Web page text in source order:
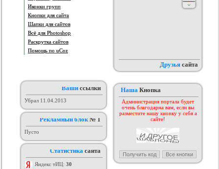
музыкальной
на движке
Шаблон для Ucoz : Irene
ucoz BsGames
Шаблон для ucoz Wow-Good
Категория :Ucoz
uNI-Lite для uCoz
Категория : Ucoz
Иконки групп
Кнопки для сайта
Шапки для сайтов
Всё для Photoshop
Раскрутка сайтов
Помощь по uCoz
Ваши ссылки
Убрал 11.04.2013
Рекламный блок№ 1
Пусто
Статистика сайта
Яндекс тИЦ: 30
Друзья сайта
Наша Кнопка
Администрация портала будет
очень благодарна вам, если вы
разместите нашу кнопку у себя а
сайте!